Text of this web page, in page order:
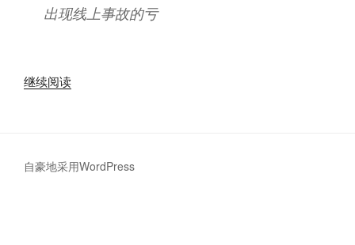
出现线上事故的亏
继续阅读“简
证
自豪地采用WordPress